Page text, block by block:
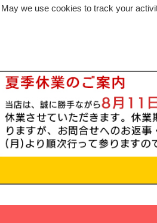
May we use cookies to track your